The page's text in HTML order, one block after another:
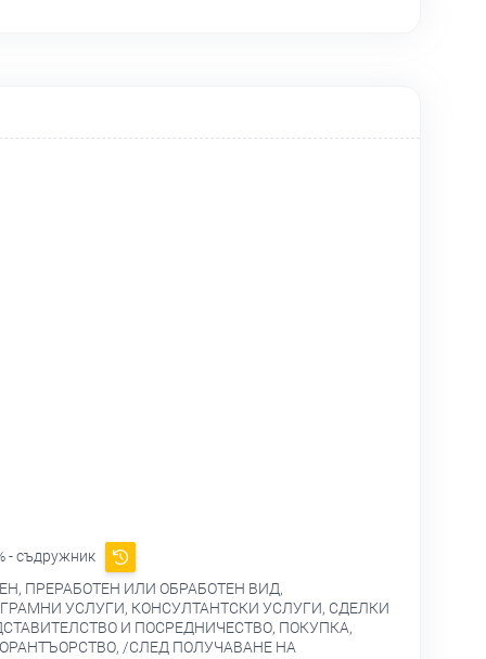
- съдружник
ПРЕРАБОТЕН ИЛИ ОБРАБОТЕН ВИД,
УСЛУГИ, КОНСУЛТАНТСКИ УСЛУГИ, СДЕЛКИ
И ПОСРЕДНИЧЕСТВО, ПОКУПКА,
/СЛЕД ПОЛУЧАВАНЕ НА